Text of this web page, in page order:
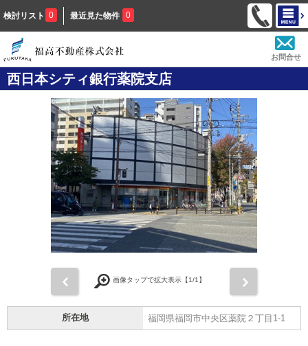
検討リスト 0 最近見た物件 0
お問合せ
西日本シティ銀行薬院支店
画像タップで拡大表示【1/1】
所在地 福岡県福岡市中央区薬院２丁目1-1